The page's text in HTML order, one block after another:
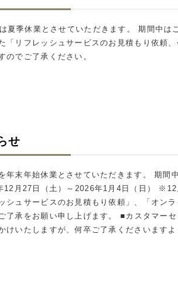
夏季休業とさせていただきます。 期間中
「リフレッシュサービスのお見積もり依頼
のでご了承ください。
せ
年末年始休業とさせていただきます。 期間
月27日（土）～2026年1月4日（日）
シュサービスのお見積もり依頼」、「オン
了承をお願い申し上げます。 ■カスタマー
けいたしますが、何卒ご了承くださいま